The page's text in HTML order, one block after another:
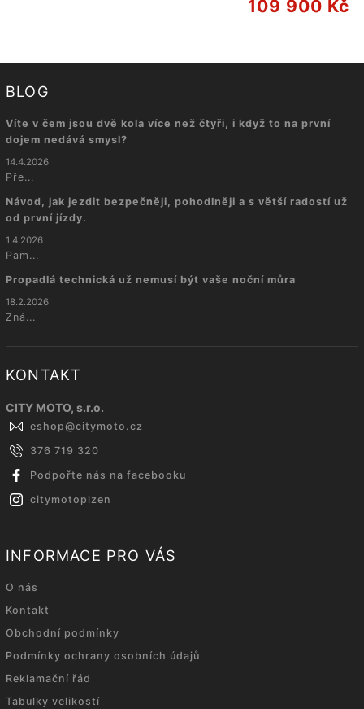
109 900 Kč
BLOG
Víte v čem jsou dvě kola více než čtyři, i když to na první
dojem nedává smysl?
14.4.2026
Pře...
Návod, jak jezdit bezpečněji, pohodlněji a s větší radostí už
od první jízdy.
1.4.2026
Pam...
Propadlá technická už nemusí být vaše noční můra
18.2.2026
Zná...
KONTAKT
CITY MOTO, s.r.o.
eshop@citymoto.cz
376 719 320
Podpořte nás na facebooku
citymotoplzen
INFORMACE PRO VÁS
O nás
Kontakt
Obchodní podmínky
Podmínky ochrany osobních údajů
Reklamační řád
Tabulky velikostí